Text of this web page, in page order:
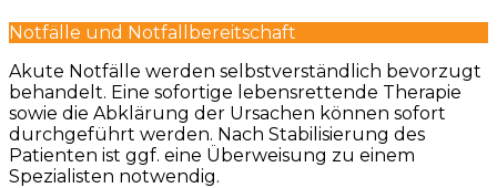
Notfälle und Notfallbereitschaft
Akute Notfälle werden selbstverständlich bevorzugt
behandelt. Eine sofortige lebensrettende Therapie
sowie die Abklärung der Ursachen können sofort
durchgeführt werden. Nach Stabilisierung des
Patienten ist ggf. eine Überweisung zu einem
Spezialisten notwendig.